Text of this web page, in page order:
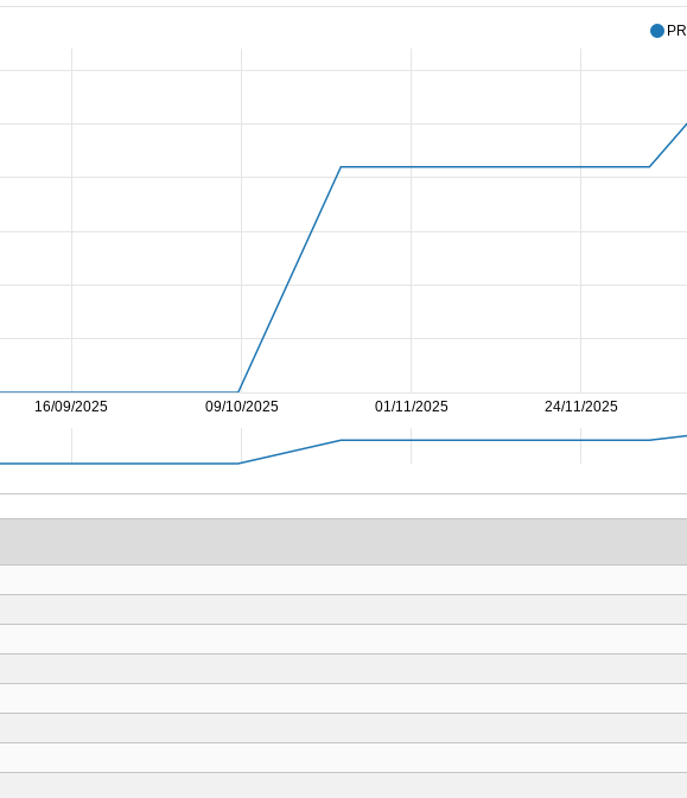
16/09/2025 09/10/2025 01/11/2025 24/11/2025